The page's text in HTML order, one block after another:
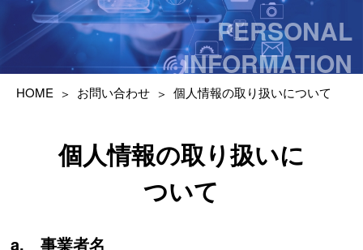
PERSONAL
INFORMATION
HOME お問い合わせ 個人情報の取り扱いについて
個人情報の取り扱いに
ついて
a. 事業者名